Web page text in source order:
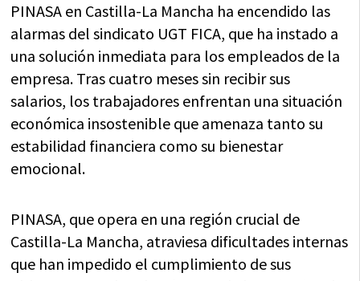
PINASA en Castilla-La Mancha ha encendido las
alarmas del sindicato UGT FICA, que ha instado a
una solución inmediata para los empleados de la
empresa. Tras cuatro meses sin recibir sus
salarios, los trabajadores enfrentan una situación
económica insostenible que amenaza tanto su
estabilidad financiera como su bienestar
emocional.
PINASA, que opera en una región crucial de
Castilla-La Mancha, atraviesa dificultades internas
que han impedido el cumplimiento de sus